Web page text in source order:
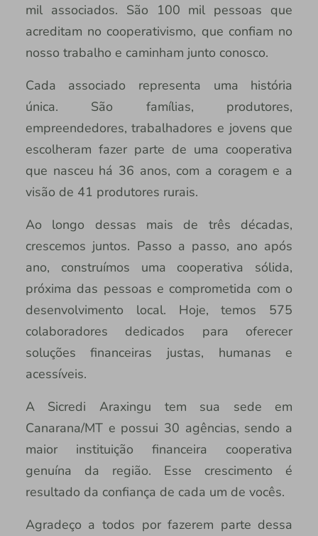
mil associados. São 100 mil pessoas que
acreditam no cooperativismo, que confiam no
nosso trabalho e caminham junto conosco.
Cada associado representa uma história
única. São famílias, produtores,
empreendedores, trabalhadores e jovens que
escolheram fazer parte de uma cooperativa
que nasceu há 36 anos, com a coragem e a
visão de 41 produtores rurais.
Ao longo dessas mais de três décadas,
crescemos juntos. Passo a passo, ano após
ano, construímos uma cooperativa sólida,
próxima das pessoas e comprometida com o
desenvolvimento local. Hoje, temos 575
colaboradores dedicados para oferecer
soluções financeiras justas, humanas e
acessíveis.
A Sicredi Araxingu tem sua sede em
Canarana/MT e possui 30 agências, sendo a
maior instituição financeira cooperativa
genuína da região. Esse crescimento é
resultado da confiança de cada um de vocês.
Agradeço a todos por fazerem parte dessa